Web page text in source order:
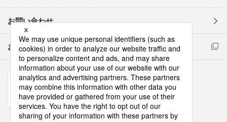
お問い合わせ
お取引先様コンプライアンス通報窓口